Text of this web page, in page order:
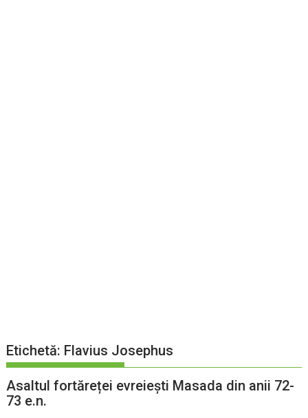
Etichetă: Flavius ​​Josephus
Asaltul fortăreței evreiești Masada din anii 72-
73 e.n.